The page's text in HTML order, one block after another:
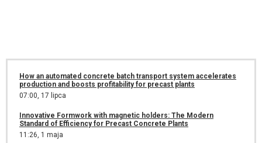
How an automated concrete batch transport system accelerates
production and boosts profitability for precast plants
07:00, 17 lipca
Innovative Formwork with magnetic holders: The Modern
Standard of Efficiency for Precast Concrete Plants
11:26, 1 maja